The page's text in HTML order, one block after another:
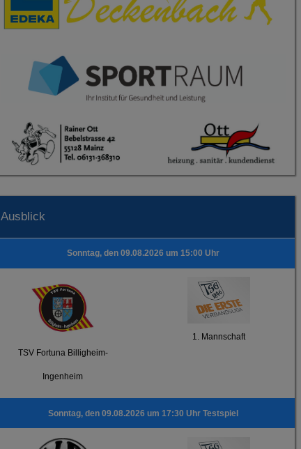
Ausblick
Sonntag, den 09.08.2026 um 15:00 Uhr
TSV Fortuna Billigheim-
Ingenheim
1. Mannschaft
Sonntag, den 09.08.2026 um 17:30 Uhr Testspiel